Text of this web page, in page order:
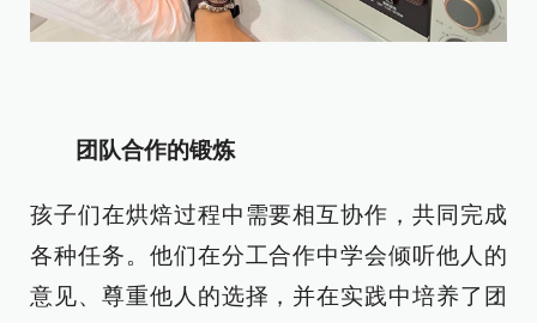
团队合作的锻炼
孩子们在烘焙过程中需要相互协作，共同完成
各种任务。他们在分工合作中学会倾听他人的
意见、尊重他人的选择，并在实践中培养了团